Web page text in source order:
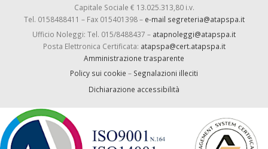
Capitale Sociale € 13.025.313,80 i.v.
Tel. 0158488411 – Fax 015401398 – e-mail segreteria@atapspa.it
Ufficio Noleggi: Tel. 015/8488437 – atapnoleggi@atapspa.it
Posta Elettronica Certificata: atapspa@cert.atapspa.it
Amministrazione trasparente
Policy sui cookie – Segnalazioni illeciti
Dichiarazione accessibilità